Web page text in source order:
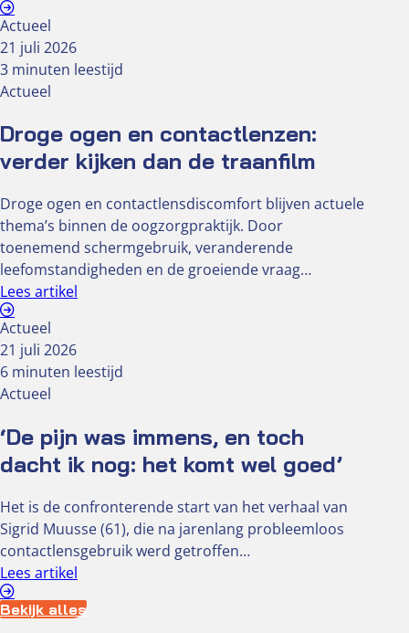
Actueel
21 juli 2026
3 minuten leestijd
Actueel
Droge ogen en contactlenzen:
verder kijken dan de traanfilm
Droge ogen en contactlensdiscomfort blijven actuele
thema’s binnen de oogzorgpraktijk. Door
toenemend schermgebruik, veranderende
leefomstandigheden en de groeiende vraag…
Lees artikel
Actueel
21 juli 2026
6 minuten leestijd
Actueel
‘De pijn was immens, en toch
dacht ik nog: het komt wel goed’
Het is de confronterende start van het verhaal van
Sigrid Muusse (61), die na jarenlang probleemloos
contactlensgebruik werd getroffen…
Lees artikel
Bekijk alles